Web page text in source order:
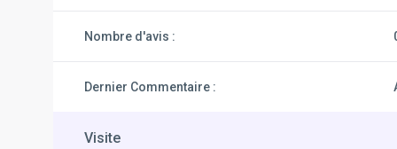
Nombre d'avis :
Dernier Commentaire :
Visite